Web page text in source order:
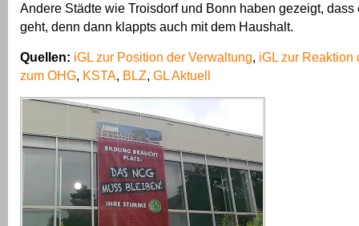
Andere Städte wie Troisdorf und Bonn haben gezeigt, dass
geht, denn dann klappts auch mit dem Haushalt.
Quellen: iGL zur Position der Verwaltung, iGL zur Reaktion
zum OHG, KSTA, BLZ, GL Aktuell